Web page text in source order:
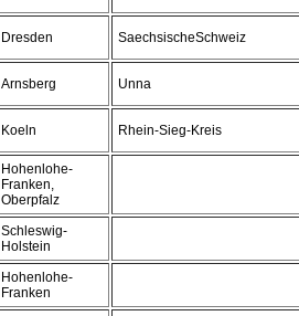
Dresden SaechsischeSchweiz
Arnsberg Unna
Koeln Rhein-Sieg-Kreis
Hohenlohe-
Franken,
Oberpfalz
Schleswig-
Holstein
Hohenlohe-
Franken